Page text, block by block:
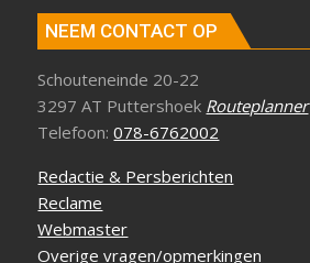
NEEM CONTACT OP
Schouteneinde 20-22
3297 AT Puttershoek Routeplanner
Telefoon:078-6762002
Redactie & Persberichten
Reclame
Webmaster
Overige vragen/opmerkingen